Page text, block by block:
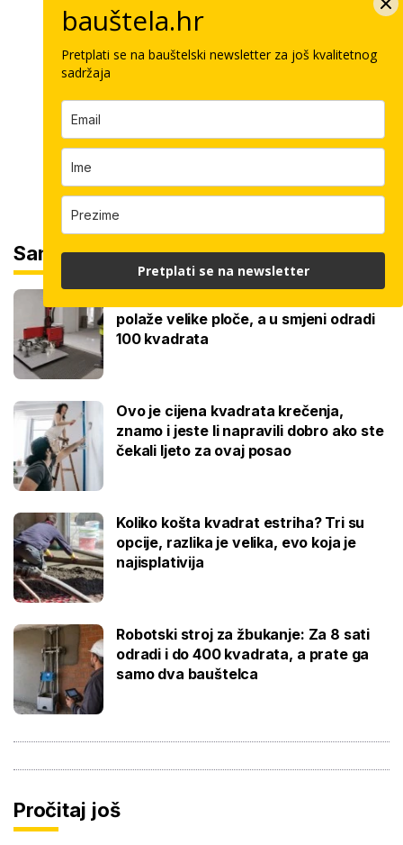
Sam svoj majstor
polaže velike ploče, a u smjeni odradi
100 kvadrata
Ovo je cijena kvadrata krečenja,
znamo i jeste li napravili dobro ako ste
čekali ljeto za ovaj posao
Koliko košta kvadrat estriha? Tri su
opcije, razlika je velika, evo koja je
najisplativija
Robotski stroj za žbukanje: Za 8 sati
odradi i do 400 kvadrata, a prate ga
samo dva bauštelca
Pročitaj još
bauštela.hr
Pretplati se na bauštelski newsletter za još kvalitetnog
sadržaja
Pretplati se na newsletter